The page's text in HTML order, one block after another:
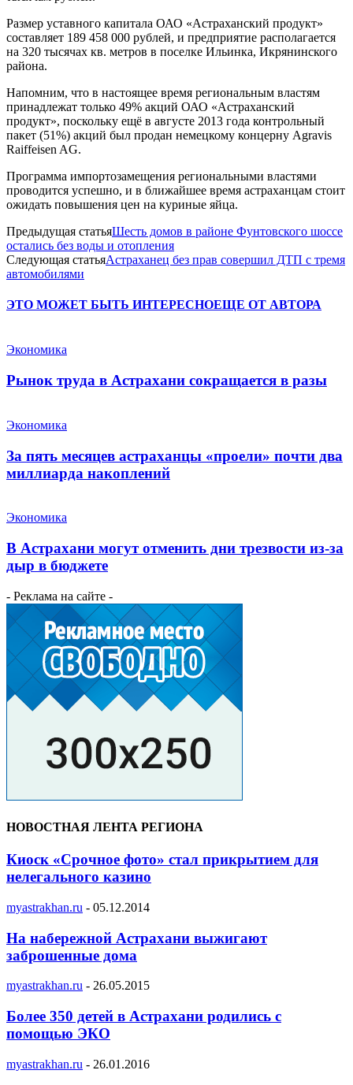
Размер уставного капитала ОАО «Астраханский продукт»
составляет 189 458 000 рублей, и предприятие располагается
на 320 тысячах кв. метров в поселке Ильинка, Икрянинского
района.
Напомним, что в настоящее время региональным властям
принадлежат только 49% акций ОАО «Астраханский
продукт», поскольку ещё в августе 2013 года контрольный
пакет (51%) акций был продан немецкому концерну Agravis
Raiffeisen AG.
Программа импортозамещения региональными властями
проводится успешно, и в ближайшее время астраханцам стоит
ожидать повышения цен на куриные яйца.
Предыдущая статьяШесть домов в районе Фунтовского шоссе
остались без воды и отопления
Следующая статьяАстраханец без прав совершил ДТП с тремя
автомобилями
ЭТО МОЖЕТ БЫТЬ ИНТЕРЕСНОЕЩЕ ОТ АВТОРА
Экономика
Рынок труда в Астрахани сокращается в разы
Экономика
За пять месяцев астраханцы «проели» почти два
миллиарда накоплений
Экономика
В Астрахани могут отменить дни трезвости из-за
дыр в бюджете
- Реклама на сайте -
НОВОСТНАЯ ЛЕНТА РЕГИОНА
Киоск «Срочное фото» стал прикрытием для
нелегального казино
myastrakhan.ru - 05.12.2014
На набережной Астрахани выжигают
заброшенные дома
myastrakhan.ru - 26.05.2015
Более 350 детей в Астрахани родились с
помощью ЭКО
myastrakhan.ru - 26.01.2016